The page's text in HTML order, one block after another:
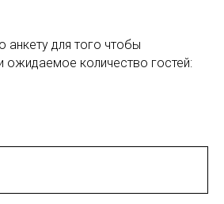
анкету для того чтобы
ожидаемое количество гостей: